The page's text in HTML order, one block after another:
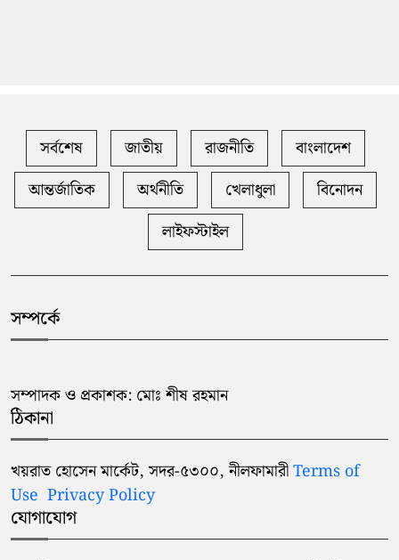
সর্বশেষ জাতীয় রাজনীতি
বাংলাদেশ
আন্তর্জাতিক
অর্থনীতি খেলাধুলা
বিনোদন
লাইফস্টাইল
সম্পর্কে
সম্পাদক ও প্রকাশক: মোঃ শীষ রহমান
ঠিকানা
খয়রাত হোসেন মার্কেট, সদর-৫৩০০, নীলফামারীTerms of
Use Privacy Policy
যোগাযোগ